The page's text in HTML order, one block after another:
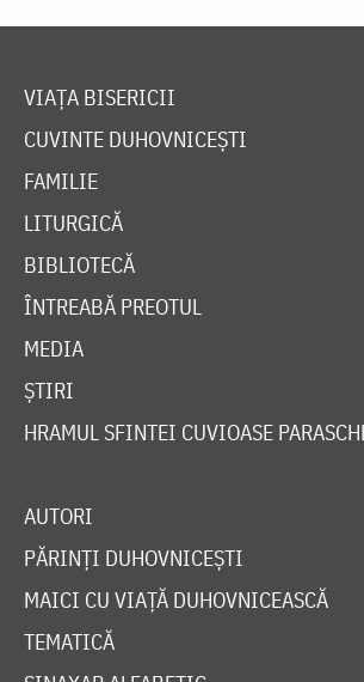
VIAȚA BISERICII
CUVINTE DUHOVNICEȘTI
FAMILIE
LITURGICĂ
BIBLIOTECĂ
ÎNTREABĂ PREOTUL
MEDIA
ȘTIRI
HRAMUL SFINTEI CUVIOASE
AUTORI
PĂRINȚI DUHOVNICEȘTI
MAICI CU VIAȚĂ DUHOVNICEASCĂ
TEMATICĂ